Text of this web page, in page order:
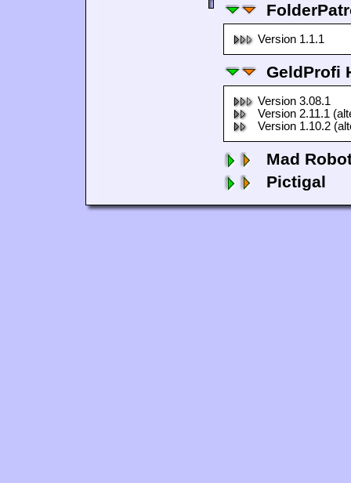
Version 1.1.1
GeldProfi
Version 3.08.1
Version 2.11.1
Version 1.10.2
Mad
Pictigal